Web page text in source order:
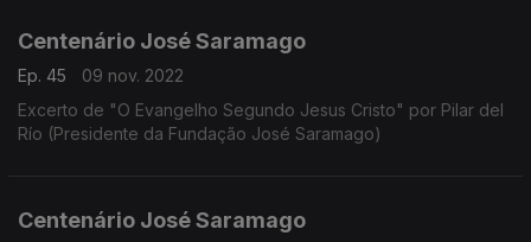
Centenário José Saramago
Ep. 45
09 nov. 2022
Excerto de "O Evangelho Segundo Jesus Cristo" por Pilar del
Río (Presidente da Fundação José Saramago)
Centenário José Saramago